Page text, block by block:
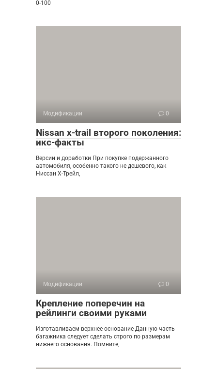
0-100
Модификации 0
Nissan x-trail второго поколения:
икс-факты
Версии и доработки При покупке подержанного
автомобиля, особенно такого не дешевого, как
Ниссан Х-Трейл,
Модификации 0
Крепление поперечин на
рейлинги своими руками
Изготавливаем верхнее основание Данную часть
багажника следует сделать строго по размерам
нижнего основания. Помните,